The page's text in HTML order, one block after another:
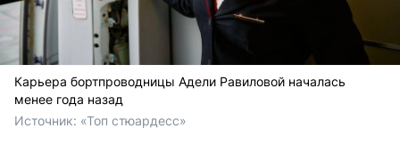
Карьера бортпроводницы Адели Равиловой началась
менее года назад
Источник: «Топ стюардесс»